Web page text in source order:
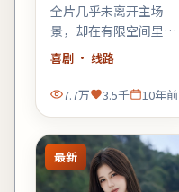
全片几乎未离开主场
景，却在有限空间里堆
叠三代人的秘密——空
间即叙事，越往后越窒
息。
喜剧· 线路
7.7万 3.5千 10年前
最新